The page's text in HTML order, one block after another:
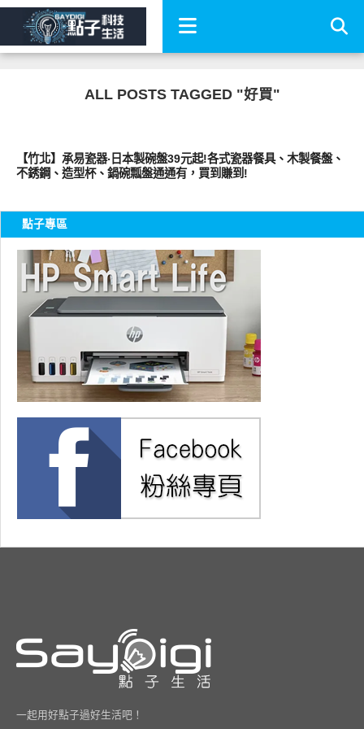
ALL POSTS TAGGED "好買"
【竹北】承易瓷器‧日本製碗盤39元起!各式瓷器餐具、木製餐盤、
不銹鋼、造型杯、鍋碗瓢盤通通有，買到賺到!
點子專區
一起用好點子過好生活吧！